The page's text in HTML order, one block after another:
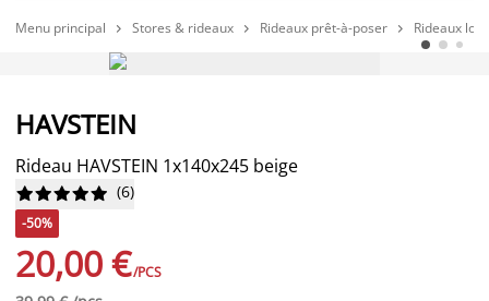
Menu principal  Stores & rideaux  Rideaux prêt-à-poser  Rideaux
Offre exceptionnelle
HAVSTEIN
Rideau HAVSTEIN 1x140x245 beige





 (6)
-50%
20,00 €/PCS